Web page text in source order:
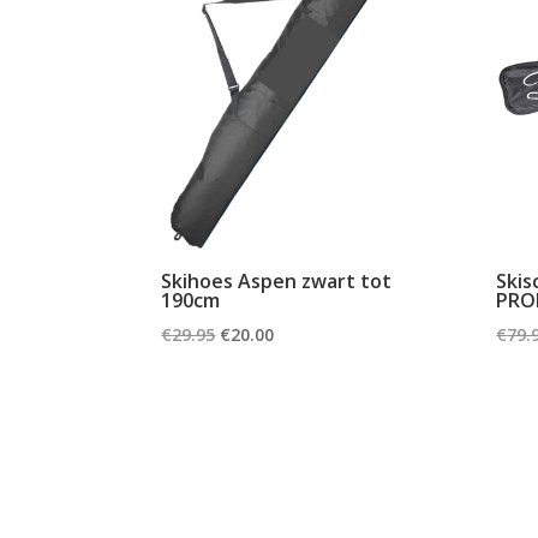
Skihoes Aspen zwart tot
190cm
€29.95 Oorspronkelijke
€20.00Huidige
€